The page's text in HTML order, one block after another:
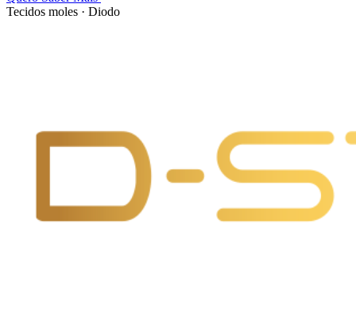
Tecidos moles · Diodo